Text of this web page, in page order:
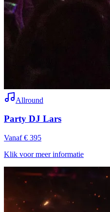
Allround
Party DJ Lars
Vanaf € 395
Klik voor meer informatie